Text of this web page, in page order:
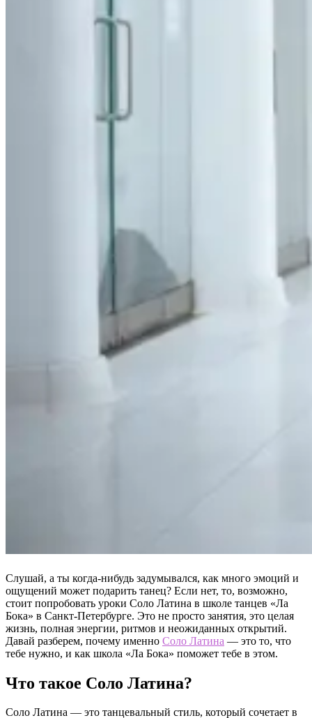
Слушай, а ты когда-нибудь задумывался, как много эмоций и
ощущений может подарить танец? Если нет, то, возможно,
стоит попробовать уроки Соло Латина в школе танцев «Ла
Бока» в Санкт-Петербурге. Это не просто занятия, это целая
жизнь, полная энергии, ритмов и неожиданных открытий.
Давай разберем, почему именно Соло Латина — это то, что
тебе нужно, и как школа «Ла Бока» поможет тебе в этом.
Что такое Соло Латина?
Соло Латина — это танцевальный стиль, который сочетает в